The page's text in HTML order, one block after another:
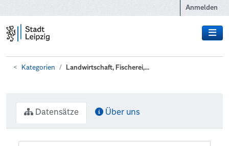
Anmelden
Kategorien Landwirtschaft, Fischerei,...
Datensätze Über uns